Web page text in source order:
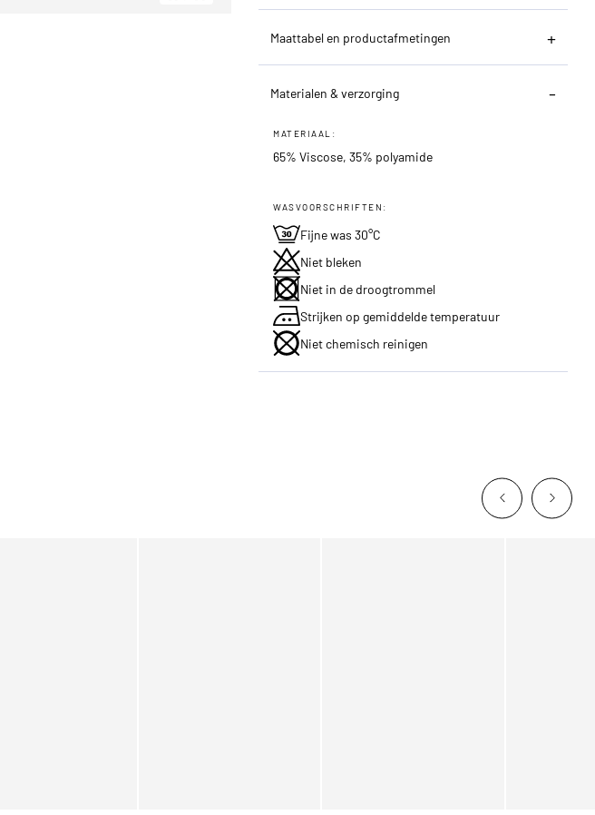
Maattabel en productafmetingen
Materialen & verzorging
MATERIAAL:
65% Viscose, 35% polyamide
WASVOORSCHRIFTEN:
Fijne was 30°C
Niet bleken
Niet in de droogtrommel
Strijken op gemiddelde temperatuur
Niet chemisch reinigen